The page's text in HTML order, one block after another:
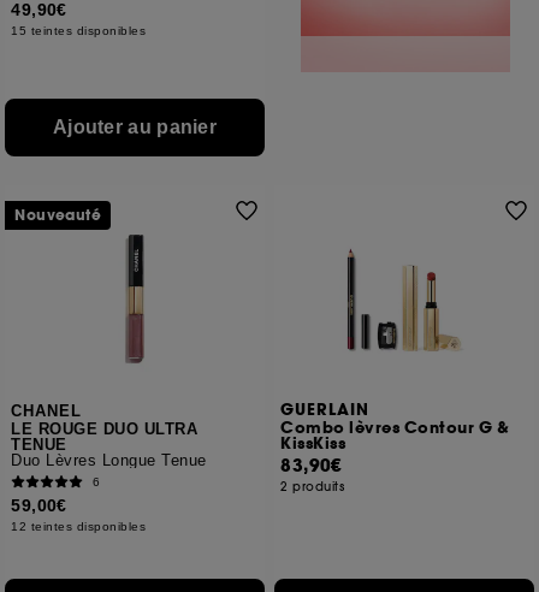
49,90€
15 teintes disponibles
Ajouter au panier
CHANEL
LE ROUGE DUO ULTRA
TENUE
Duo Lèvres Longue Tenue
6
59,00€
12 teintes disponibles
Nouveauté
GUERLAIN
Combo lèvres Contour G &
KissKiss
83,90€
2 produits